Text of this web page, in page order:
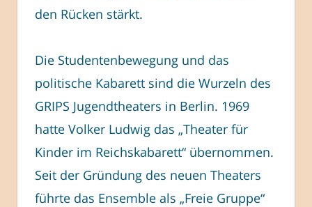
den Rücken stärkt.
Die Studentenbewegung und das
politische Kabarett sind die Wurzeln des
GRIPS Jugendtheaters in Berlin. 1969
hatte Volker Ludwig das „Theater für
Kinder im Reichskabarett“ übernommen.
Seit der Gründung des neuen Theaters
führte das Ensemble als „Freie Gruppe“